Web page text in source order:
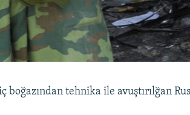
boğazından tehnika ile avuştırılğan